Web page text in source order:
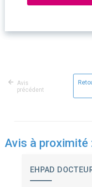
Avis
précédent
Avis à proximité
EHPAD